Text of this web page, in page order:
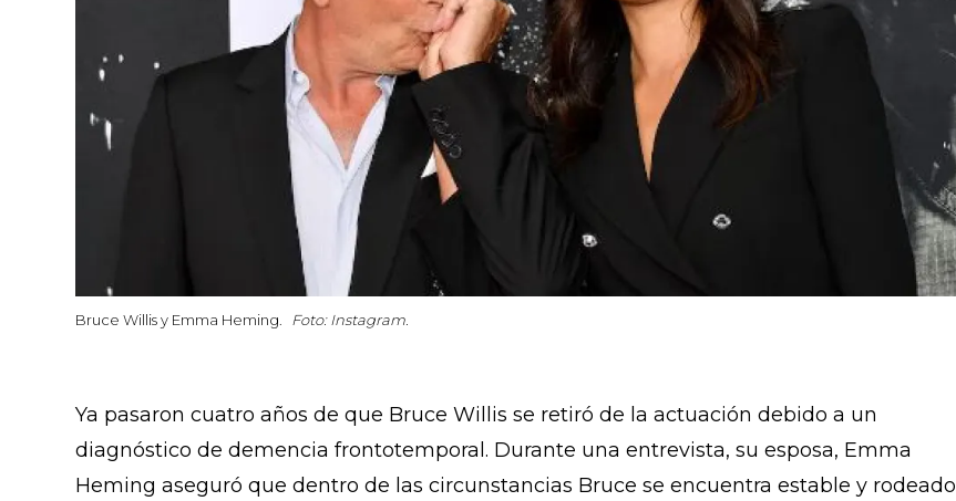
Bruce Willis y Emma Heming. Foto: Instagram.
Ya pasaron cuatro años de que Bruce Willis se retiró de la actuación debido a un
diagnóstico de demencia frontotemporal. Durante una entrevista, su esposa, Emma
Heming aseguró que dentro de las circunstancias Bruce se encuentra estable y rodeado